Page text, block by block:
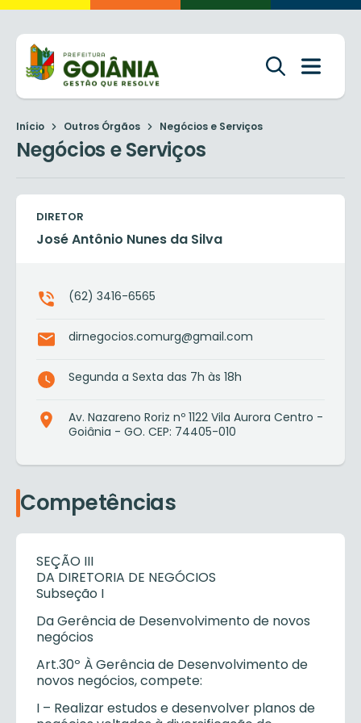
Início Outros Órgãos Negócios e Serviços
Negócios e Serviços
DIRETOR
José Antônio Nunes da Silva
(62) 3416-6565
dirnegocios.comurg@gmail.com
Segunda a Sexta das 7h às 18h
Av. Nazareno Roriz nº 1122 Vila Aurora Centro -
Goiânia - GO. CEP: 74405-010
Competências
SEÇÃO III
DA DIRETORIA DE NEGÓCIOS
Subseção I
Da Gerência de Desenvolvimento de novos
negócios
Art.30º À Gerência de Desenvolvimento de
novos negócios, compete:
I – Realizar estudos e desenvolver planos de